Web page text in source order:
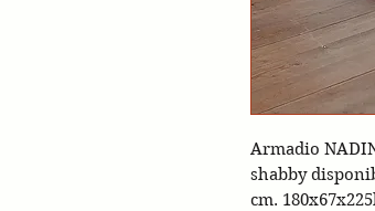
Armadio
shabby
cm.